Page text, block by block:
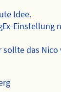
Idee.
sollte das Nico